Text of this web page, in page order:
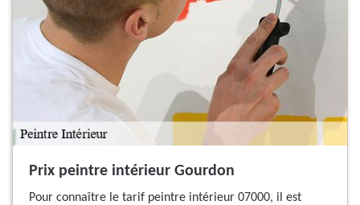
Prix peintre intérieur Gourdon
Pour connaître le tarif peintre intérieur 07000, il est